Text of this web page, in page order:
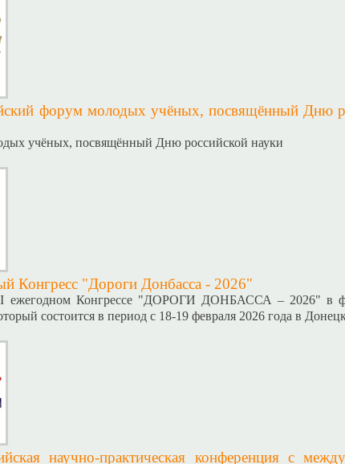
форум молодых учёных, посвящённый Дню
учёных, посвящённый Дню российской науки
Конгресс "Дороги Донбасса - 2026"
I ежегодном Конгрессе "ДОРОГИ ДОНБАССА – 2026" в
состоится в период с 18-19 февраля 2026 года в
научно-практическая конференция с